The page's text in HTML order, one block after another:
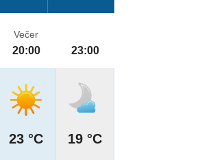
Večer
20:00
23 °C
23:00
19 °C